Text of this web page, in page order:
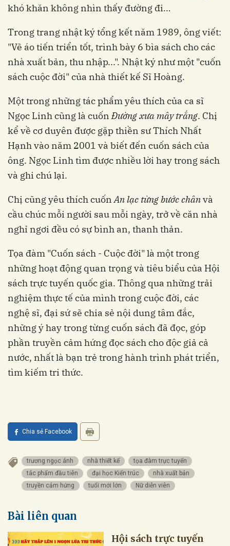
khó khăn không nhìn thấy đường đi…
Trong trang nhật ký tổng kết năm 1989, ông viết:
"Vẽ áo tiến triển tốt, trình bày 6 bìa sách cho các
nhà xuất bản, thu nhập...". Nhật ký như một "cuốn
sách cuộc đời" của nhà thiết kế Sĩ Hoàng.
Một trong những tác phẩm yêu thích của ca sĩ
Ngọc Linh cũng là cuốnĐường xưa mây trắng. Chị
kể về cơ duyên được gặp thiền sư Thích Nhất
Hạnh vào năm 2001 và biết đến cuốn sách của
ông. Ngọc Linh tìm được nhiều lời hay trong sách
và ghi chú lại.
Chị cũng yêu thích cuốnAn lạc từng bước chânvà
cầu chúc mỗi người sau mỗi ngày, trở về căn nhà
nghỉ ngơi đều có sự bình an, thanh thản.
Tọa đàm "Cuốn sách - Cuộc đời" là một trong
những hoạt động quan trọng và tiêu biểu của Hội
sách trực tuyến quốc gia. Thông qua những trải
nghiệm thực tế của mình trong cuộc đời, các
nghệ sĩ, đại sứ sẽ chia sẻ nội dung tâm đắc,
những ý hay trong từng cuốn sách đã đọc, góp
phần truyền cảm hứng đọc sách cho độc giả cả
nước, nhất là bạn trẻ trong hành trình phát triển,
tìm kiếm tri thức.
Chia sẻ Facebook
trương ngọc ánh nhà thiết kế
tọa đàm trực tuyến
tác phẩm đầu tiên
đại học Kiến trúc
nhà xuất bản
truyền cảm hứng
tuổi mới lớn Nữ diễn viên
Bài liên quan
Hội sách trực tuyến